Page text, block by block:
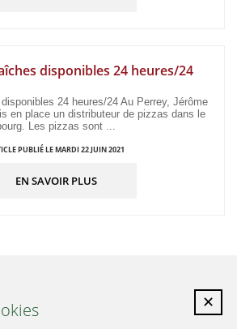
disponibles 24 heures/24
24 heures/24 Au Perrey, Jérôme
en place un distributeur de pizzas dans le
Les pizzas sont ...
PUBLIÉ LE MARDI 22 JUIN 2021
EN SAVOIR PLUS
2 Route de la Mairie – Fourmetot -
27500 Le Perrey
✕